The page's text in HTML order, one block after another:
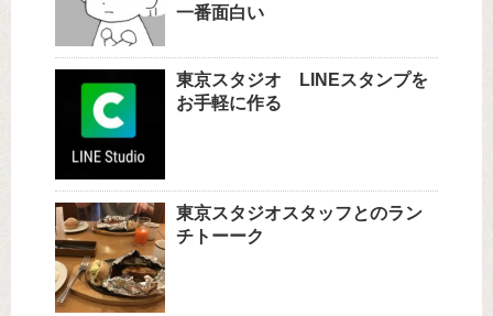
一番面白い
東京スタジオ LINEスタンプを
お手軽に作る
東京スタジオスタッフとのラン
チトーーク